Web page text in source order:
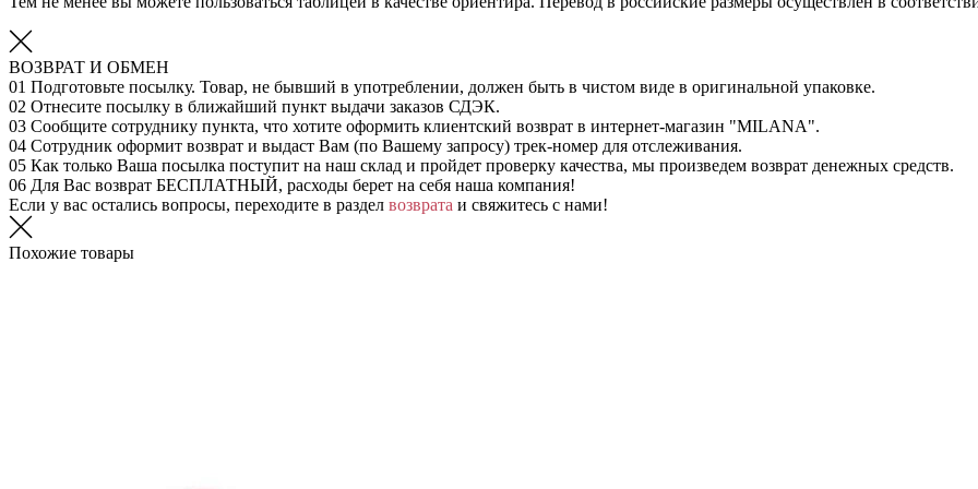
ВОЗВРАТ И ОБМЕН
01 Подготовьте посылку. Товар, не бывший в употреблении, должен быть в чистом виде в оригинальной упаковке.
02 Отнесите посылку в ближайший пункт выдачи заказов СДЭК.
03 Сообщите сотруднику пункта, что хотите оформить клиентский возврат в интернет-магазин "MILANA".
04 Сотрудник оформит возврат и выдаст Вам (по Вашему запросу) трек-номер для отслеживания.
05 Как только Ваша посылка поступит на наш склад и пройдет проверку качества, мы произведем возврат денежных средств.
06 Для Вас возврат БЕСПЛАТНЫЙ, расходы берет на себя наша компания!
Если у вас остались вопросы, переходите в раздел возврата и свяжитесь с нами!
Похожие товары